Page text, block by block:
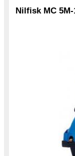
Nilfisk MC 5M-